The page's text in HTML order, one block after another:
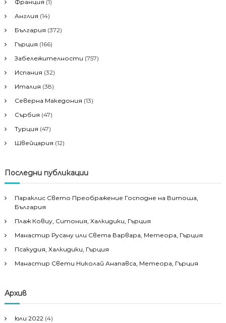
Франция (1)
Англия (14)
България (372)
Гърция (166)
Забележителности (757)
Испания (32)
Италия (38)
Северна Македония (13)
Сърбия (47)
Турция (47)
Швейцария (12)
Последни публикации
Параклис Свето Преображение Господне на Витоша,
България
Плаж Ковиу, Ситония, Халкидики, Гърция
Манастир Русану или Света Варвара, Метеора, Гърция
Псакудия, Халкидики, Гърция
Манастир Свети Николай Анапавса, Метеора, Гърция
Архив
юли 2022(4)